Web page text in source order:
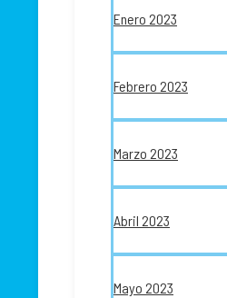
Enero 2023
Febrero 2023
Marzo 2023
Abril 2023
Mayo 2023